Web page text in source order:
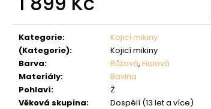
cena:
Kategorie:
Kojicí mikiny
(Kategorie):
Kojicí mikiny
Barva: Růžová, Fialová
Materiály:
Bavlna
Pohlaví:
Ž
Věková skupina:
Dospělí (13 let a více)